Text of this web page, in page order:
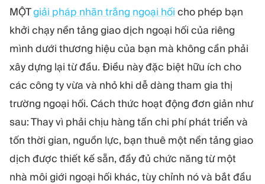
MỘTgiải pháp nhãn trắng ngoại hối cho phép bạn
khởi chạy nền tảng giao dịch ngoại hối của riêng
mình dưới thương hiệu của bạn mà không cần phải
xây dựng lại từ đầu. Điều này đặc biệt hữu ích cho
các công ty vừa và nhỏ khi dễ dàng tham gia thị
trường ngoại hối. Cách thức hoạt động đơn giản như
sau: Thay vì phải chịu hàng tấn chi phí phát triển và
tốn thời gian, nguồn lực, bạn thuê một nền tảng giao
dịch được thiết kế sẵn, đầy đủ chức năng từ một
nhà môi giới ngoại hối khác, tùy chỉnh nó và bắt đầu
Blog
Thuật ngữ
Video hướng dẫn
Công cụ tính lợi nhuận
Kế hoạch kinh doanh
Đội ngũ
Sự kiện
Con số
Tin tức công ty
Nghề nghiệp
Bền vững
THEO DÕI CHÚNG TÔI